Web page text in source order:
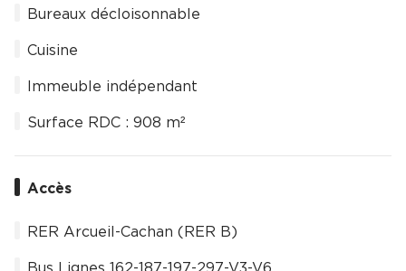
Bureaux décloisonnable
Cuisine
Immeuble indépendant
Surface RDC : 908 m²
Accès
RER Arcueil-Cachan (RER B)